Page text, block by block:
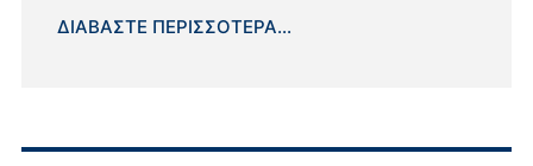
ΔΙΑΒΆΣΤΕ ΠΕΡΙΣΣΌΤΕΡΑ...